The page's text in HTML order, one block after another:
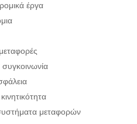
έργα
μεταφορών